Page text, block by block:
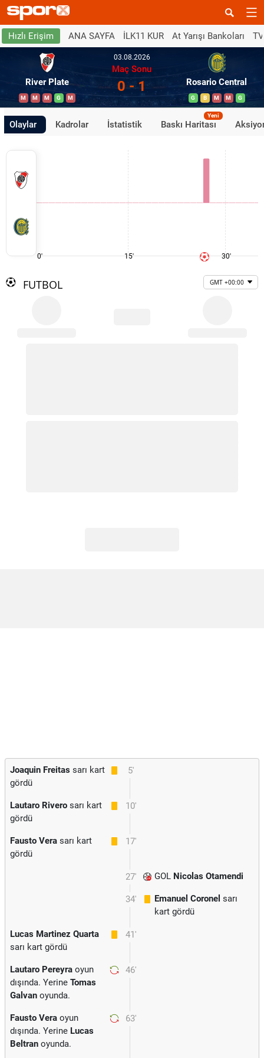
Hızlı Erişim ANA SAYFA İLK11 KUR At Yarışı Bankoları
River Plate
M M M G M
03.08.2026
Maç Sonu
0 - 1 Rosario Central
G B M M G
Olaylar Kadrolar İstatistik Baskı Haritası
Yeni
0' 15' 30'
FUTBOL GMT +00:00
5'
Joaquin Freitas sarı kart
gördü
10'
Lautaro Rivero sarı kart
gördü
17'
Fausto Vera sarı kart
gördü
27' GOL Nicolas Otamendi
34' Emanuel Coronel sarı
kart gördü
41'
Lucas Martinez Quarta
sarı kart gördü
46'
Lautaro Pereyra oyun
dışında. Yerine Tomas
Galvan oyunda.
63'
Fausto Vera oyun
dışında. Yerine Lucas
Beltran oyunda.